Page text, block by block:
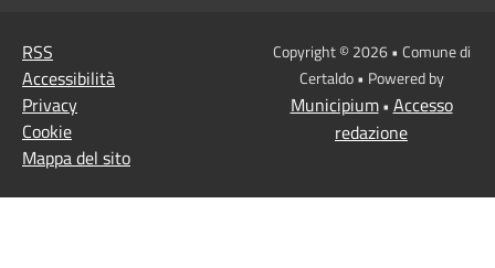
RSS
Accessibilità
Privacy
Cookie
Mappa del sito
Copyright © 2026 • Comune di
Certaldo • Powered by
Municipium• Accesso
redazione